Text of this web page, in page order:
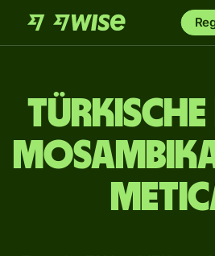
Türkische